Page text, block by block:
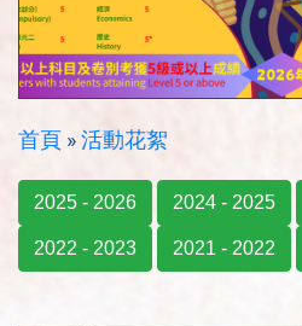
首頁 »活動花絮
2025 - 2026 2024 - 2025
2022 - 2023 2021 - 2022